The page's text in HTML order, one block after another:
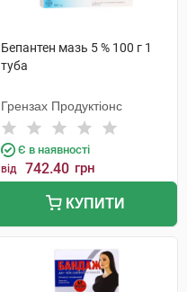
Бепантен мазь 5 % 100 г 1
туба
Грензах Продуктіонс
Є в наявності
від 742.40 грн
КУПИТИ